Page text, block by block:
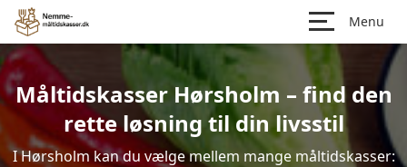
Menu
Måltidskasser Hørsholm – find den
rette løsning til din livsstil
I Hørsholm kan du vælge mellem mange måltidskasser: